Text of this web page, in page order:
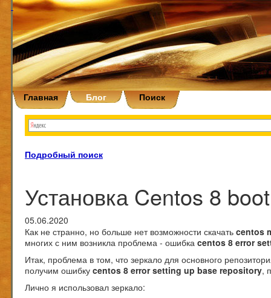
Главная Блог Поиск
Подробный поиск
Установка Centos 8 boot
05.06.2020
Как не странно, но больше нет возможности скачать centos
многих с ним возникла проблема - ошибка centos 8 error
Итак, проблема в том, что зеркало для основного
получим ошибку centos 8 error setting up base repository,
Лично я использовал зеркало: